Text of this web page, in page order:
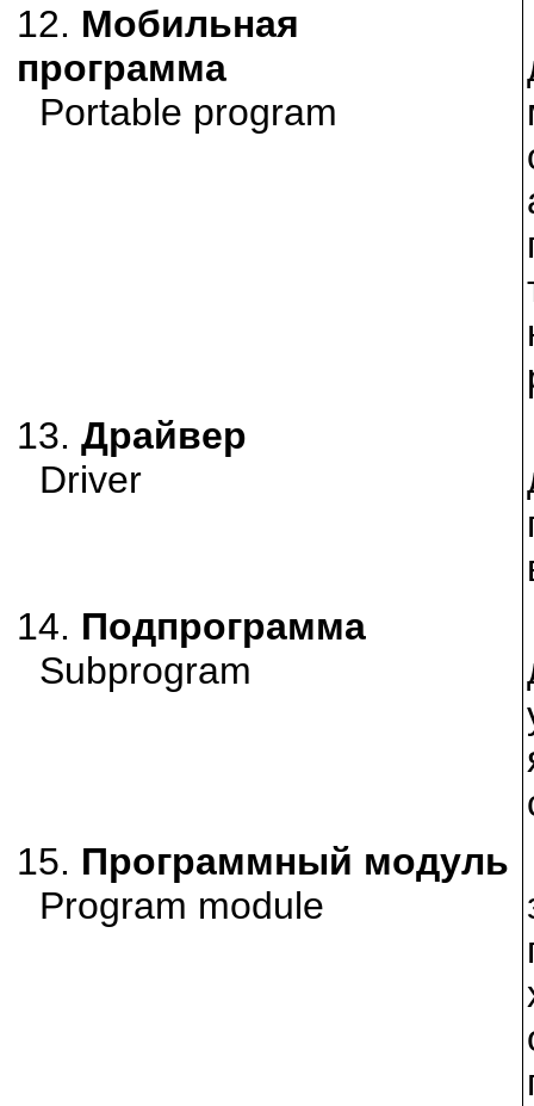
12. Мобильная
программа
Portable program
13. Драйвер
Driver
14. Подпрограмма
Subprogram
15. Программный модуль
Program module